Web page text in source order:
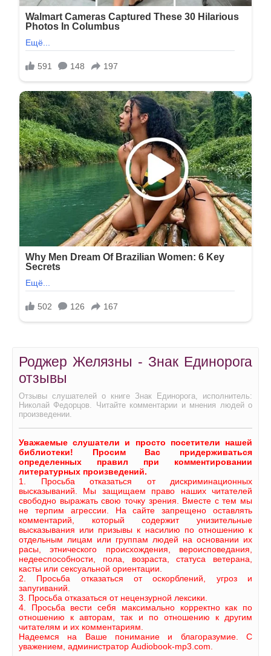
Роджер Желязны - Знак Единорога
отзывы
Отзывы слушателей о книге Знак Единорога, исполнитель:
Николай Федорцов. Читайте комментарии и мнения людей о
произведении.
Уважаемые слушатели и просто посетители нашей
библиотеки! Просим Вас придерживаться
определенных правил при комментировании
литературных произведений.
1. Просьба отказаться от дискриминационных
высказываний. Мы защищаем право наших читателей
свободно выражать свою точку зрения. Вместе с тем мы
не терпим агрессии. На сайте запрещено оставлять
комментарий, который содержит унизительные
высказывания или призывы к насилию по отношению к
отдельным лицам или группам людей на основании их
расы, этнического происхождения, вероисповедания,
недееспособности, пола, возраста, статуса ветерана,
касты или сексуальной ориентации.
2. Просьба отказаться от оскорблений, угроз и
запугиваний.
3. Просьба отказаться от нецензурной лексики.
4. Просьба вести себя максимально корректно как по
отношению к авторам, так и по отношению к другим
читателям и их комментариям.
Надеемся на Ваше понимание и благоразумие. С
уважением, администратор Audiobook-mp3.com.